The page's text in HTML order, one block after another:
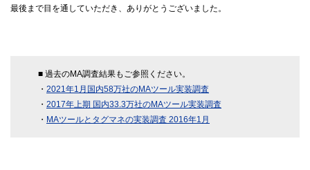
最後まで目を通していただき、ありがとうございました。
■ 過去のMA調査結果もご参照ください。
・ 2021年1月国内58万社のMAツール実装調査
・ 2017年上期 国内33.3万社のMAツール実装調査
・ MAツールとタグマネの実装調査 2016年1月